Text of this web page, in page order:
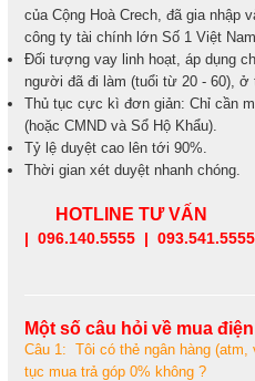
của Cộng Hoà Crech, đã gia nhập
công ty tài chính lớn Số 1 Việt
Đối tượng vay linh hoạt, áp dụng
người đã đi làm (tuổi từ 20 - 60), ở
Thủ tục cực kì đơn giản: Chỉ cần
(hoặc CMND và Sổ Hộ Khẩu).
Tỷ lệ duyệt cao lên tới 90%.
Thời gian xét duyệt nhanh chóng.
HOTLINE TƯ VẤN
| 096.140.5555 | 093.541.5555
Một số câu hỏi về mua
Câu 1: Tôi có thẻ ngân hàng
tục mua trả góp 0% không ?